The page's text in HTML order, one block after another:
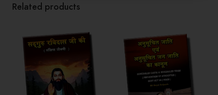
Related products